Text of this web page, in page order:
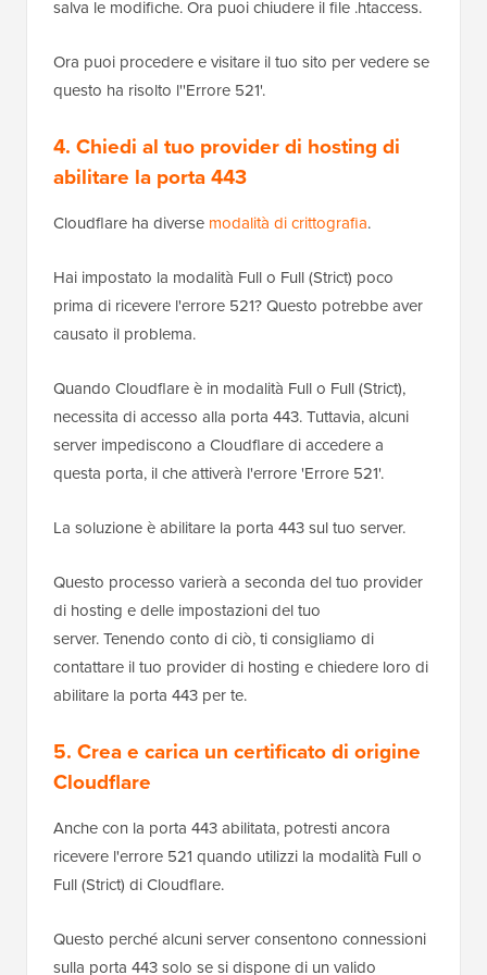
salva le modifiche. Ora puoi chiudere il file .htaccess.
Ora puoi procedere e visitare il tuo sito per vedere se
questo ha risolto l''Errore 521'.
4. Chiedi al tuo provider di hosting di
abilitare la porta 443
Cloudflare ha diverse modalità di crittografia.
Hai impostato la modalità Full o Full (Strict) poco
prima di ricevere l'errore 521? Questo potrebbe aver
causato il problema.
Quando Cloudflare è in modalità Full o Full (Strict),
necessita di accesso alla porta 443. Tuttavia, alcuni
server impediscono a Cloudflare di accedere a
questa porta, il che attiverà l'errore 'Errore 521'.
La soluzione è abilitare la porta 443 sul tuo server.
Questo processo varierà a seconda del tuo provider
di hosting e delle impostazioni del tuo
server. Tenendo conto di ciò, ti consigliamo di
contattare il tuo provider di hosting e chiedere loro di
abilitare la porta 443 per te.
5. Crea e carica un certificato di origine
Cloudflare
Anche con la porta 443 abilitata, potresti ancora
ricevere l'errore 521 quando utilizzi la modalità Full o
Full (Strict) di Cloudflare.
Questo perché alcuni server consentono connessioni
sulla porta 443 solo se si dispone di un valido